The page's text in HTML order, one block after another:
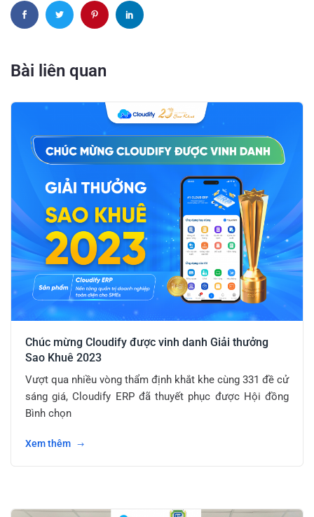
Bài liên quan
Chúc mừng Cloudify được vinh danh Giải thưởng
Sao Khuê 2023
Vượt qua nhiều vòng thẩm định khắt khe cùng 331 đề cử
sáng giá, Cloudify ERP đã thuyết phục được Hội đồng
Bình chọn
Xem thêm